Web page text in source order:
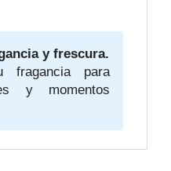
y frescura.
para
y momentos